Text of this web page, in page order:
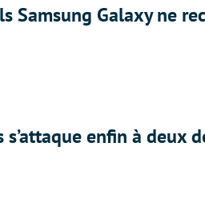
Samsung Galaxy ne
s’attaque enfin à deux